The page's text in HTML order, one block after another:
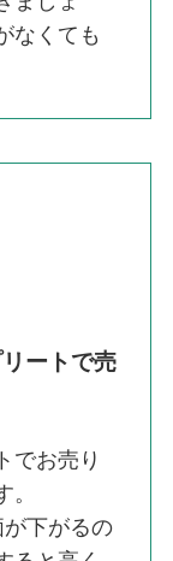
なくても
ートで売
でお売り
下がるの